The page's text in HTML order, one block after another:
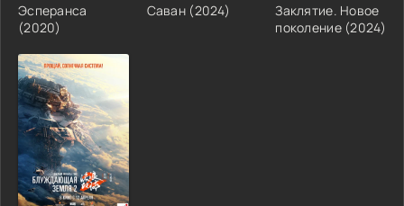
Эсперанса
(2020)
Саван (2024)
Заклятие. Новое
поколение (2024)